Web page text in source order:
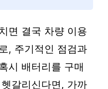
면 결국 차량 이용
, 주기적인 점검과
시 배터리를 구매
갈리신다면, 가까